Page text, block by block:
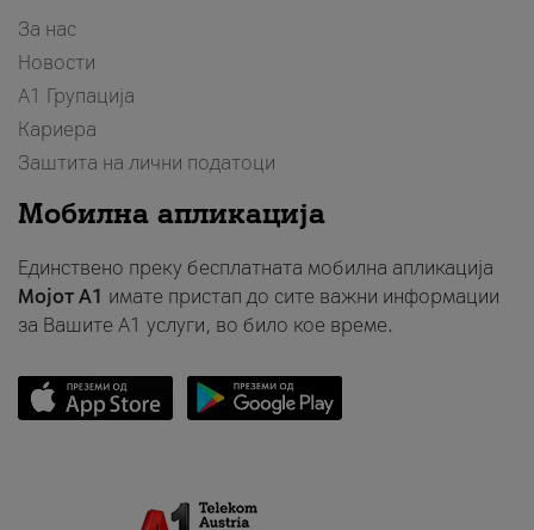
За нас
Новости
А1 Групација
Кариера
Заштита на лични податоци
Мобилна апликација
Единствено преку бесплатната мобилна апликација
Мојот A1 имате пристап до сите важни информации
за Вашите A1 услуги, во било кое време.